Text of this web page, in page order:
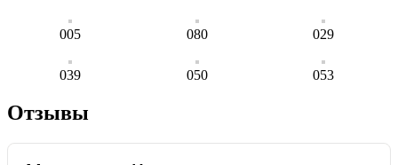
005 080 029
039 050 053
Отзывы